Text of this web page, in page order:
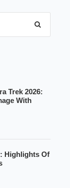
Trek 2026:
With
Highlights Of